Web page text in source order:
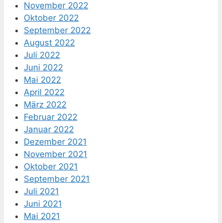
November 2022
Oktober 2022
September 2022
August 2022
Juli 2022
Juni 2022
Mai 2022
April 2022
März 2022
Februar 2022
Januar 2022
Dezember 2021
November 2021
Oktober 2021
September 2021
Juli 2021
Juni 2021
Mai 2021